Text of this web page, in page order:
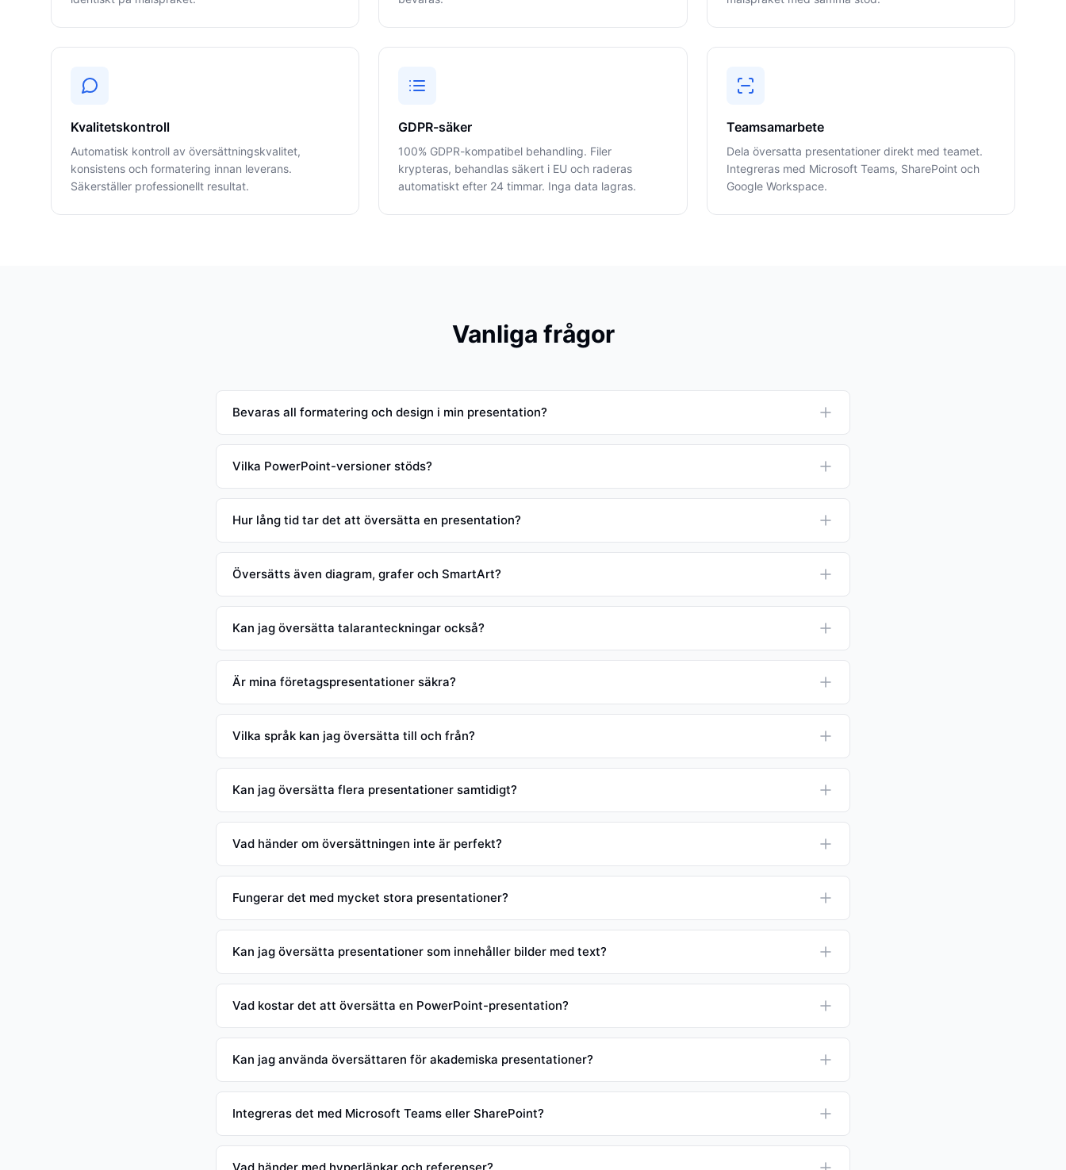
Kvalitetskontroll
Automatisk kontroll av översättningskvalitet,
konsistens och formatering innan leverans.
Säkerställer professionellt resultat.
GDPR-säker
100% GDPR-kompatibel behandling. Filer
krypteras, behandlas säkert i EU och raderas
automatiskt efter 24 timmar. Inga data lagras.
Teamsamarbete
Dela översatta presentationer direkt med teamet.
Integreras med Microsoft Teams, SharePoint och
Google Workspace.
Vanliga frågor
Bevaras all formatering och design i min presentation?
Vilka PowerPoint-versioner stöds?
Hur lång tid tar det att översätta en presentation?
Översätts även diagram, grafer och SmartArt?
Kan jag översätta talaranteckningar också?
Är mina företagspresentationer säkra?
Vilka språk kan jag översätta till och från?
Kan jag översätta flera presentationer samtidigt?
Vad händer om översättningen inte är perfekt?
Fungerar det med mycket stora presentationer?
Kan jag översätta presentationer som innehåller bilder med text?
Vad kostar det att översätta en PowerPoint-presentation?
Kan jag använda översättaren för akademiska presentationer?
Integreras det med Microsoft Teams eller SharePoint?